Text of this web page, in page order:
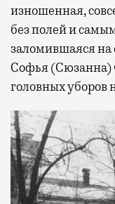
изношенная,
без полей и
заломившаяся
Софья (Сюзанна)
головных уборов